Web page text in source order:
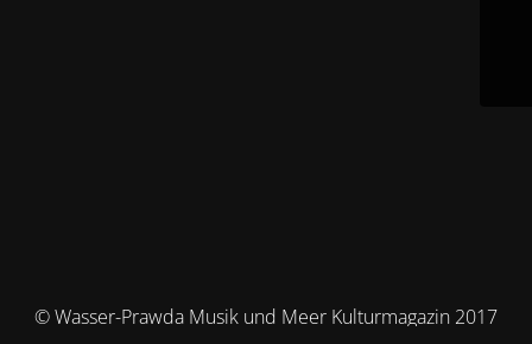
© Wasser-Prawda Musik und Meer Kulturmagazin 2017